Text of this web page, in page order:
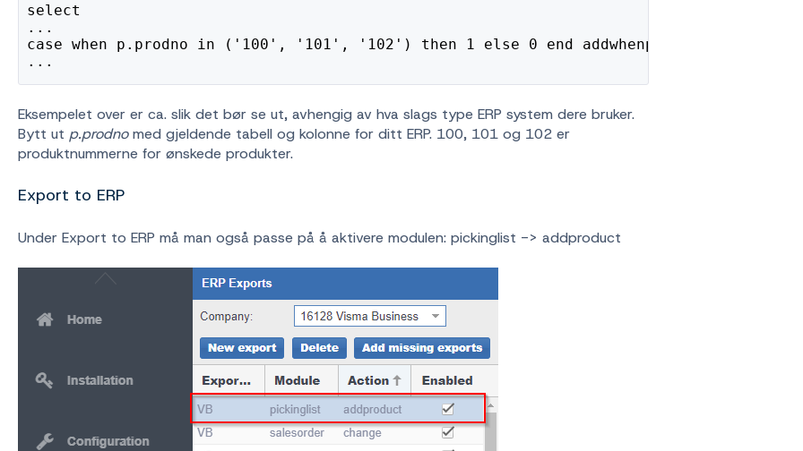
select
...
case when p.prodno in ('100', '101', '102') then 1 else 0 end addwhenpicking
...
Eksempelet over er ca. slik det bør se ut, avhengig av hva slags type ERP system dere bruker.
Bytt ut p.prodnomed gjeldende tabell og kolonne for ditt ERP. 100, 101 og 102 er
produktnummerne for ønskede produkter.
Export to ERP
Under Export to ERP må man også passe på å aktivere modulen: pickinglist -> addproduct